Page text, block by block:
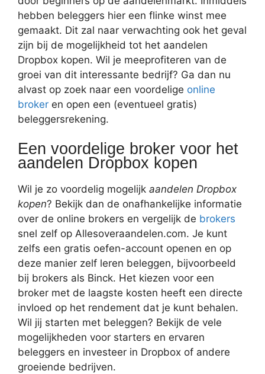
hebben beleggers hier een flinke winst mee
gemaakt. Dit zal naar verwachting ook het geval
zijn bij de mogelijkheid tot het aandelen
Dropbox kopen. Wil je meeprofiteren van de
groei van dit interessante bedrijf? Ga dan nu
alvast op zoek naar een voordelige online
broker en open een (eventueel gratis)
beleggersrekening.
Een voordelige broker voor het
aandelen Dropbox kopen
Wil je zo voordelig mogelijk aandelen Dropbox
kopen? Bekijk dan de onafhankelijke informatie
over de online brokers en vergelijk de brokers
snel zelf op Allesoveraandelen.com. Je kunt
zelfs een gratis oefen-account openen en op
deze manier zelf leren beleggen, bijvoorbeeld
bij brokers als Binck. Het kiezen voor een
broker met de laagste kosten heeft een directe
invloed op het rendement dat je kunt behalen.
Wil jij starten met beleggen? Bekijk de vele
mogelijkheden voor starters en ervaren
beleggers en investeer in Dropbox of andere
groeiende bedrijven.